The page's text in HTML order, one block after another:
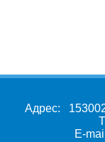
Адрес:
E-